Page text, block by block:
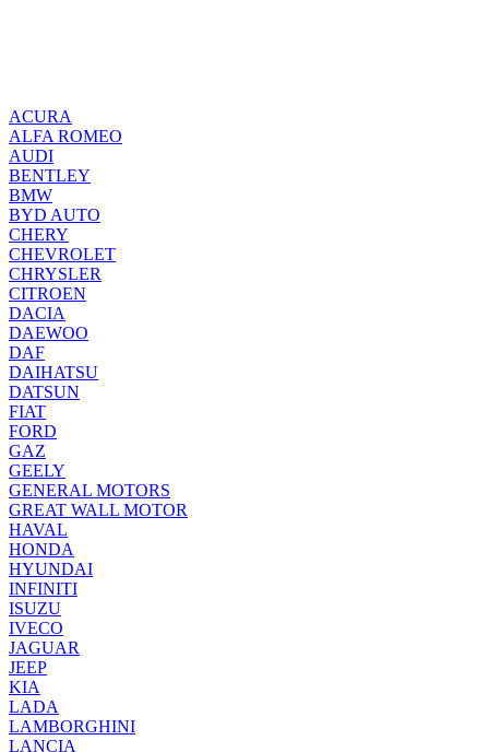
ACURA
ALFA ROMEO
AUDI
BENTLEY
BMW
BYD AUTO
CHERY
CHEVROLET
CHRYSLER
CITROEN
DACIA
DAEWOO
DAF
DAIHATSU
DATSUN
FIAT
FORD
GAZ
GEELY
GENERAL MOTORS
GREAT WALL MOTOR
HAVAL
HONDA
HYUNDAI
INFINITI
ISUZU
IVECO
JAGUAR
JEEP
KIA
LADA
LAMBORGHINI
LANCIA